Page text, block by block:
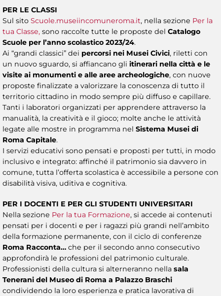
PER LE CLASSI
Sul sito Scuole.museiincomuneroma.it, nella sezione Per la
tua Classe, sono raccolte tutte le proposte del Catalogo
Scuole per l’anno scolastico 2023/24.
Ai “grandi classici” dei percorsi nei Musei Civici, riletti con
un nuovo sguardo, si affiancano gli itinerari nella città e le
visite ai monumenti e alle aree archeologiche, con nuove
proposte finalizzate a valorizzare la conoscenza di tutto il
territorio cittadino in modo sempre più diffuso e capillare.
Tanti i laboratori organizzati per apprendere attraverso la
manualità, la creatività e il gioco; molte anche le attività
legate alle mostre in programma nel Sistema Musei di
Roma Capitale.
I servizi educativi sono pensati e proposti per tutti, in modo
inclusivo e integrato: affinché il patrimonio sia davvero in
comune, tutta l’offerta scolastica è accessibile a persone con
disabilità visiva, uditiva e cognitiva.
PER I DOCENTI E PER GLI STUDENTI UNIVERSITARI
Nella sezione Per la tua Formazione, si accede ai contenuti
pensati per i docenti e per i ragazzi più grandi nell’ambito
della formazione permanente, con il ciclo di conferenze
Roma Racconta… che per il secondo anno consecutivo
approfondirà le professioni del patrimonio culturale.
Professionisti della cultura si alterneranno nella sala
Tenerani del Museo di Roma a Palazzo Braschi
condividendo la loro esperienza e pratica lavorativa di